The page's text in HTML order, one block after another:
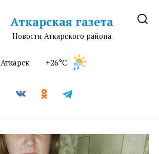
Аткарская газета
Новости Аткарского района
Аткарск +26°C